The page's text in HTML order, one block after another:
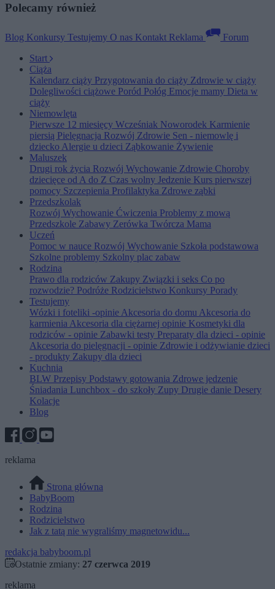
Polecamy również
Blog Konkursy Testujemy O nas Kontakt Reklama
Forum
Start
Ciąża
Kalendarz ciąży Przygotowania do ciąży Zdrowie w ciąży
Dolegliwości ciążowe Poród Połóg Emocje mamy Dieta w
ciąży
Niemowlęta
Pierwsze 12 miesięcy Wcześniak Noworodek Karmienie
piersią Pielęgnacja Rozwój Zdrowie Sen - niemowlę i
dziecko Alergie u dzieci Ząbkowanie Żywienie
Maluszek
Drugi rok życia Rozwój Wychowanie Zdrowie Choroby
dziecięce od A do Z Czas wolny Jedzenie Kurs pierwszej
pomocy Szczepienia Profilaktyka Zdrowe ząbki
Przedszkolak
Rozwój Wychowanie Ćwiczenia Problemy z mową
Przedszkole Zabawy Zerówka Twórcza Mama
Uczeń
Pomoc w nauce Rozwój Wychowanie Szkoła podstawowa
Szkolne problemy Szkolny plac zabaw
Rodzina
Prawo dla rodziców Zakupy Związki i seks Co po
rozwodzie? Podróże Rodzicielstwo Konkursy Porady
Testujemy
Wózki i foteliki -opinieAkcesoria do domu Akcesoria do
karmieniaAkcesoria dla ciężarnej opinie Kosmetyki dla
rodziców - opinie Zabawki testy Preparaty dla dzieci - opinie
Akcesoria do pielęgnacji - opinie Zdrowie i odżywianie dzieci
- produkty Zakupy dla dzieci
Kuchnia
BLW Przepisy Podstawy gotowania Zdrowe jedzenie
Śniadania Lunchbox - do szkoły Zupy Drugie danie Desery
Kolacje
Blog
reklama
Strona główna
BabyBoom
Rodzina
Rodzicielstwo
Jak z tatą nie wygraliśmy magnetowidu...
redakcja babyboom.pl
Ostatnie zmiany: 27 czerwca 2019
reklama